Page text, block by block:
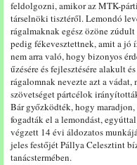
feldolgozni, amikor az MTK-
társelnöki tisztéről. Lemondó
rágalmaknak egész özöne
pedig fékevesztettnek, amit a jó
nem arra való, hogy bizonyos
űzésére és fejlesztésére alakult
rágalomnak nevezte azt a
szövetséget pártcélok
Bár győzködték, hogy
fogadták el a lemondást,
végzett 14 évi áldozatos
jeles festőjét Pállya Celesztint
tanácstermében.